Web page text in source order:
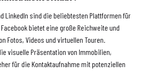
LinkedIn sind die beliebtesten Plattformen für
bietet eine große Reichweite und
Fotos, Videos und virtuellen Touren.
visuelle Präsentation von Immobilien,
für die Kontaktaufnahme mit potenziellen